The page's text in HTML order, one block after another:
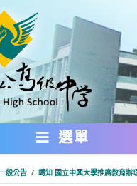
選單
般公告 / 轉知 國立中興大學推廣教育